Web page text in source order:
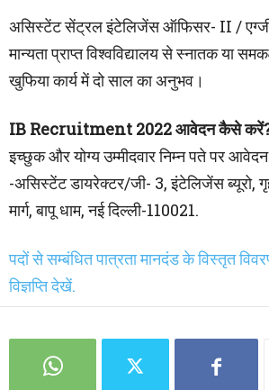
असिस्टेंट सेंट्रल इंटेलिजेंस ऑफिसर- II /
मान्यता प्राप्त विश्वविद्यालय से स्नातक या
खुफिया कार्य में दो साल का अनुभव।
IB Recruitment 2022 आवेदन कैसे
इच्छुक और योग्य उम्मीदवार निम्न पते पर
-असिस्टेंट डायरेक्टर/जी- 3, इंटेलिजेंस ब्यूरो,
मार्ग, बापू धाम, नई दिल्ली-110021.
पदों से सम्बंधित पात्रता मानदंड के विस्तृत
विज्ञप्ति देखें.